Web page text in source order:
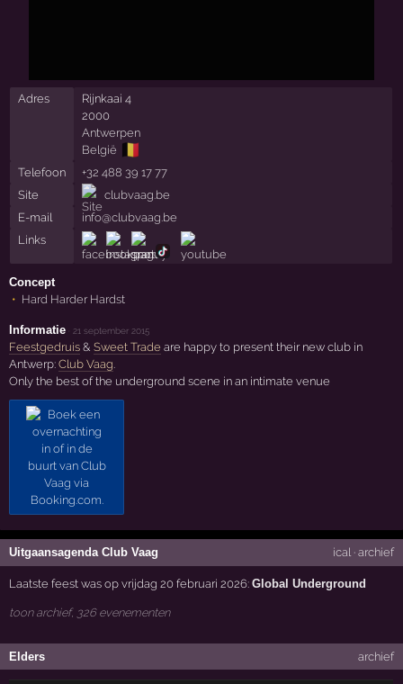
Adres
Rijnkaai 4
2000
Antwerpen
België 🇧🇪
Telefoon
+32 488 39 17 77
Site
clubvaag.be
E-mail
info@clubvaag.be
Links
Concept
Hard Harder Hardst
Informatie ·21 september 2015
Feestgedruis &Sweet Trade are happy to present their new club in
Antwerp:Club Vaag.
Only the best of the underground scene in an intimate venue
Uitgaansagenda Club Vaag ical· archief
Laatste feest was op vrijdag 20 februari 2026:Global Underground
toon archief, 326 evenementen
Elders archief